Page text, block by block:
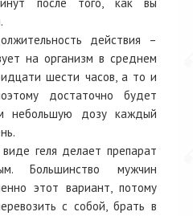
действия –
на организм в среднем
шести часов, а то и
достаточно будет
небольшую дозу каждый
геля делает препарат
Большинство мужчин
этот вариант, потому
с собой, брать в